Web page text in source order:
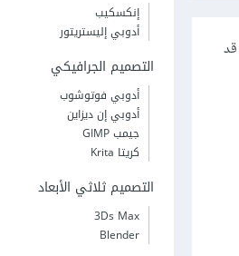
إنكسكيب
أدوبي إليستريتور
التصميم الجرافيكي
أدوبي فوتوشوب
أدوبي إن ديزاين
جيمب GIMP
كريتا Krita
التصميم ثلاثي الأبعاد
3Ds Max
Blender